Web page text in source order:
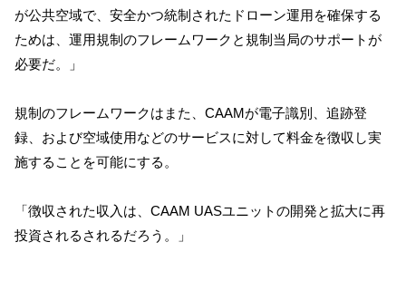
が公共空域で、安全かつ統制されたドローン運用を確保する
ためは、運用規制のフレームワークと規制当局のサポートが
必要だ。」
規制のフレームワークはまた、CAAMが電子識別、追跡登
録、および空域使用などのサービスに対して料金を徴収し実
施することを可能にする。
「徴収された収入は、CAAM UASユニットの開発と拡大に再
投資されるされるだろう。」